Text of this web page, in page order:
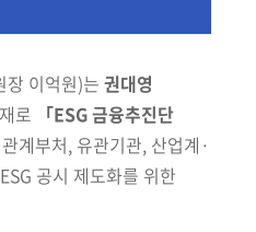
장 이억원)는 권대영
로
「ESG 금융추진단
관계부처, 유관기관, 산업계·
공시 제도화를 위한